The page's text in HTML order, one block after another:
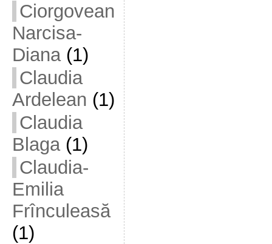
Ciorgovean
Narcisa-
Diana(1)
Claudia
Ardelean (1)
Claudia
Blaga(1)
Claudia-
Emilia
Frînculeasă
(1)